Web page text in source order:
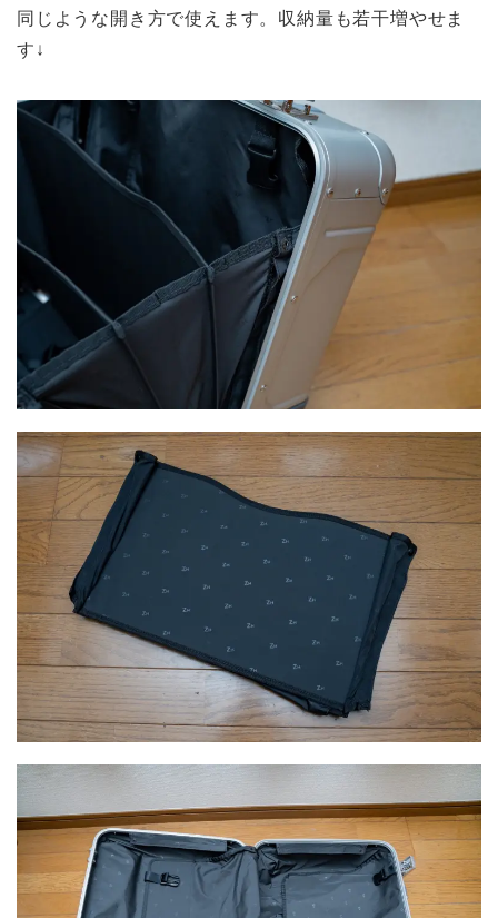
同じような開き方で使えます。収納量も若干増やせま
す↓